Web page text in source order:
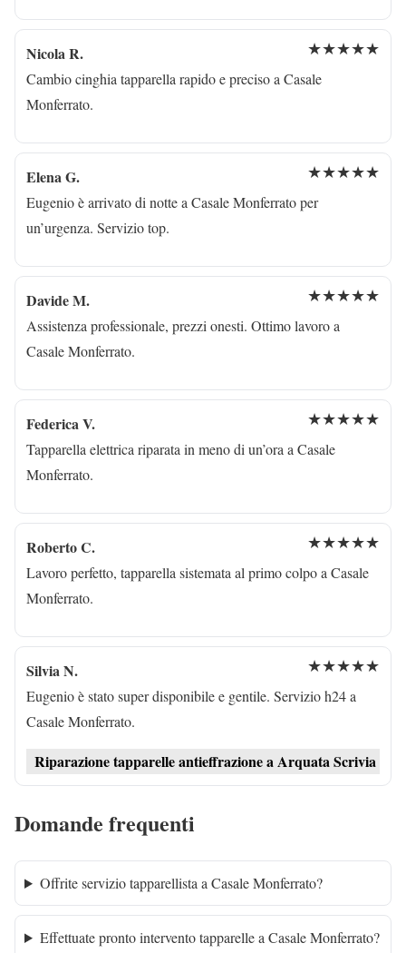
Nicola R. ★★★★★
Cambio cinghia tapparella rapido e preciso a Casale
Monferrato.
Elena G. ★★★★★
Eugenio è arrivato di notte a Casale Monferrato per
un’urgenza. Servizio top.
Davide M. ★★★★★
Assistenza professionale, prezzi onesti. Ottimo lavoro a
Casale Monferrato.
Federica V. ★★★★★
Tapparella elettrica riparata in meno di un’ora a Casale
Monferrato.
Roberto C. ★★★★★
Lavoro perfetto, tapparella sistemata al primo colpo a Casale
Monferrato.
Silvia N. ★★★★★
Eugenio è stato super disponibile e gentile. Servizio h24 a
Casale Monferrato.
Riparazione tapparelle antieffrazione a Arquata Scrivia
Domande frequenti
Offrite servizio tapparellista a Casale Monferrato?
Effettuate pronto intervento tapparelle a Casale Monferrato?